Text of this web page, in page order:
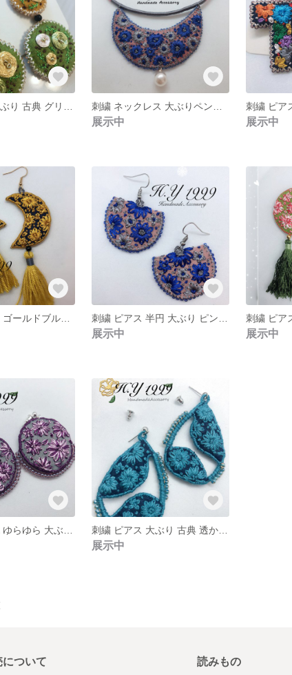
展示中 展示中
刺繍 ピアス 月 ゴールドブルー 古典 sunflower
展示中 展示中
刺繍 ピアス 大ぶり 古典 透かしチャーム 青 sunflower
展示中
ついて 読みもの